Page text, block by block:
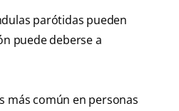
parótidas pueden
puede deberse a
más común en personas